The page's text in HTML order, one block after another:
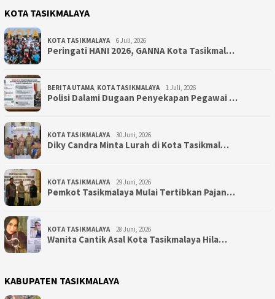
KOTA TASIKMALAYA
KOTA TASIKMALAYA 6 Juli, 2026
Peringati HANI 2026, GANNA Kota Tasikmal…
BERITA UTAMA KOTA TASIKMALAYA 1 Juli, 2026
Polisi Dalami Dugaan Penyekapan Pegawai …
KOTA TASIKMALAYA 30 Juni, 2026
Diky Candra Minta Lurah di Kota Tasikmal…
KOTA TASIKMALAYA 29 Juni, 2026
Pemkot Tasikmalaya Mulai Tertibkan Pajan…
KOTA TASIKMALAYA 28 Juni, 2026
Wanita Cantik Asal Kota Tasikmalaya Hila…
KABUPATEN TASIKMALAYA